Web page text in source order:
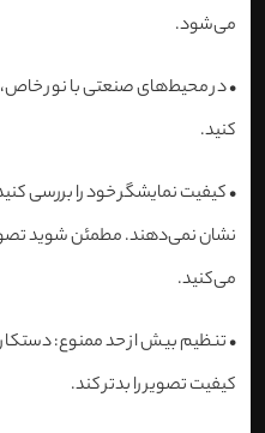
می‌شود.
•در محیط‌های صنعتی با نور خاص،
کنید.
•کیفیت نمایشگر خود را بررسی
نشان نمی‌دهند. مطمئن شوید
می‌کنید.
•تنظیم بیش از حد ممنوع:
کیفیت تصویر را بدتر کند.